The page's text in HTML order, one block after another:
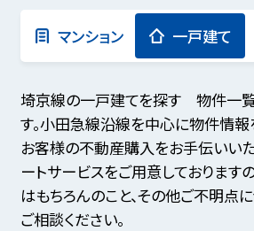
マンション 一戸建て
埼京線の一戸建てを探す 物件一
す。小田急線沿線を中心に物件情報
お客様の不動産購入をお手伝いい
ートサービスをご用意しております
はもちろんのこと、その他ご不明点
ご相談ください。